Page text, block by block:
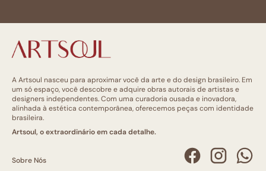
A Artsoul nasceu para aproximar você da arte e do design brasileiro. Em
um só espaço, você descobre e adquire obras autorais de artistas e
designers independentes. Com uma curadoria ousada e inovadora,
alinhada à estética contemporânea, oferecemos peças com identidade
brasileira.
Artsoul, o extraordinário em cada detalhe.
Sobre Nós